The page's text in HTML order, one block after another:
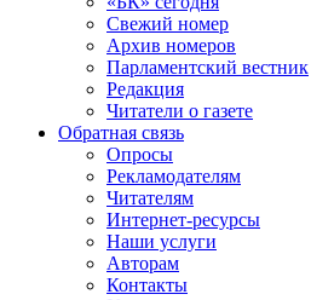
Свежий номер
Архив номеров
Парламентский вестник
Редакция
Читатели о газете
Обратная связь
Опросы
Рекламодателям
Читателям
Интернет-ресурсы
Наши услуги
Авторам
Контакты